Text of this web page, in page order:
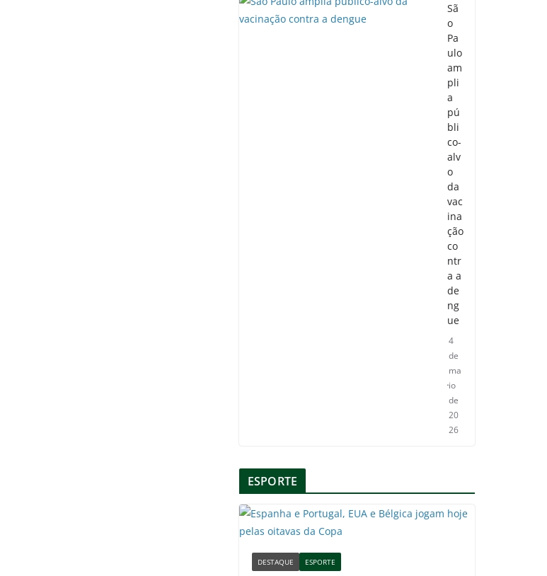
Sã
o
Pa
ulo
am
pli
a
pú
bli
co-
alv
o
da
vac
ina
ção
co
ntr
a a
de
ng
ue
4
de
ma
io
de
20
26
ESPORTE
DESTAQUE ESPORTE